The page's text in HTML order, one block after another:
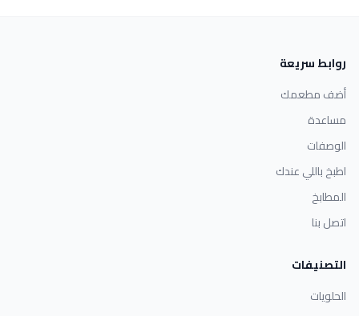
روابط سريعة
أضف مطعمك
مساعدة
الوصفات
اطبخ باللي عندك
المطابخ
اتصل بنا
التصنيفات
الحلويات